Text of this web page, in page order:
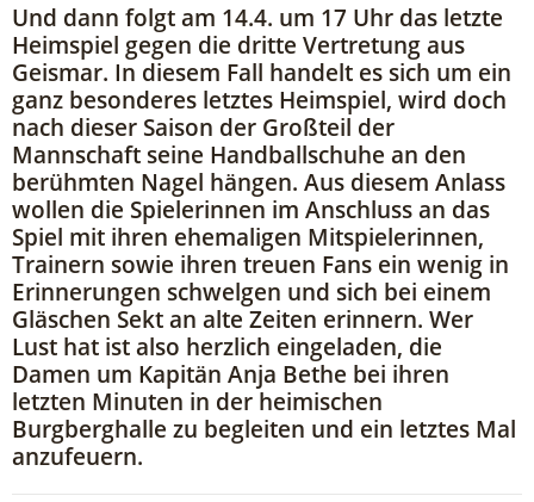
Und dann folgt am 14.4. um 17 Uhr das letzte
Heimspiel gegen die dritte Vertretung aus
Geismar. In diesem Fall handelt es sich um ein
ganz besonderes letztes Heimspiel, wird doch
nach dieser Saison der Großteil der
Mannschaft seine Handballschuhe an den
berühmten Nagel hängen. Aus diesem Anlass
wollen die Spielerinnen im Anschluss an das
Spiel mit ihren ehemaligen Mitspielerinnen,
Trainern sowie ihren treuen Fans ein wenig in
Erinnerungen schwelgen und sich bei einem
Gläschen Sekt an alte Zeiten erinnern. Wer
Lust hat ist also herzlich eingeladen, die
Damen um Kapitän Anja Bethe bei ihren
letzten Minuten in der heimischen
Burgberghalle zu begleiten und ein letztes Mal
anzufeuern.